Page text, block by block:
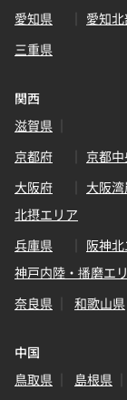
愛知県
愛知
三重県
関西
滋賀県
京都府
京都
大阪府
大阪
北摂エリア
兵庫県
阪神
神戸内陸・播磨エ
奈良県
和歌山県
中国
鳥取県
島根県